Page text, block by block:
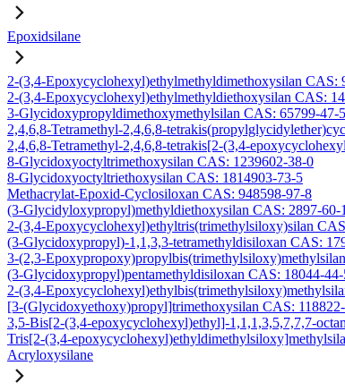
Epoxidsilane
2-(3,4-Epoxycyclohexyl)ethylmethyldimethoxysilan CAS:
2-(3,4-Epoxycyclohexyl)ethylmethyldiethoxysilan CAS:
3-Glycidoxypropyldimethoxymethylsilan CAS: 65799-47-5
2,4,6,8-Tetramethyl-2,4,6,8-
2,4,6,8-Tetramethyl-2,4,6,8-tetrakis[2-(3,4-
8-Glycidoxyoctyltrimethoxysilan CAS: 1239602-38-0
8-Glycidoxyoctyltriethoxysilan CAS: 1814903-73-5
Methacrylat-Epoxid-Cyclosiloxan CAS: 948598-97-8
(3-Glycidyloxypropyl)methyldiethoxysilan CAS: 2897-60-1
2-(3,4-Epoxycyclohexyl)ethyltris(trimethylsiloxy)silan
(3-Glycidoxypropyl)-1,1,3,3-tetramethyldisiloxan CAS:
3-(2,3-
(3-Glycidoxypropyl)pentamethyldisiloxan CAS: 18044-
2-(3,4-
[3-(Glycidoxyethoxy)propyl]trimethoxysilan CAS:
3,5-Bis[2-(3,4-epoxycyclohexyl)ethyl]-1,1,1,3,5,7,7,7-
Tris[2-(3,4-
Acryloxysilane